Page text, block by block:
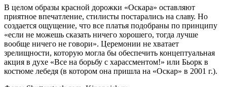
В целом образы красной дорожки «Оскара» оставляют
приятное впечатление, стилисты постарались на славу. Но
создается ощущение, что все платья подобраны по принципу
«если не можешь сказать ничего хорошего, тогда лучше
вообще ничего не говори». Церемонии не хватает
зрелищности, которую могла бы обеспечить концептуальная
акция в духе «Все на борьбу с харассментом!» или Бьорк в
костюме лебедя (в котором она пришла на «Оскар» в 2001 г.).